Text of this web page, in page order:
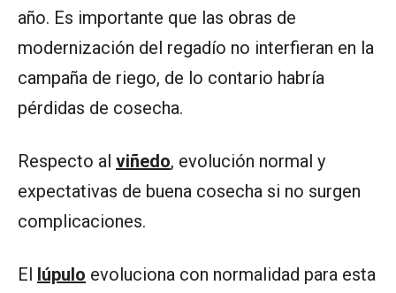
año. Es importante que las obras de
modernización del regadío no interfieran en la
campaña de riego, de lo contario habría
pérdidas de cosecha.
Respecto al viñedo, evolución normal y
expectativas de buena cosecha si no surgen
complicaciones.
El lúpulo evoluciona con normalidad para esta